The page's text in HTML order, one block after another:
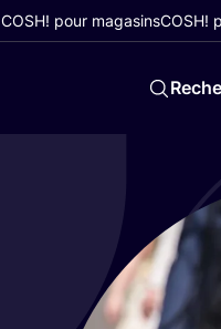
COSH! pour magasinsCOSH!